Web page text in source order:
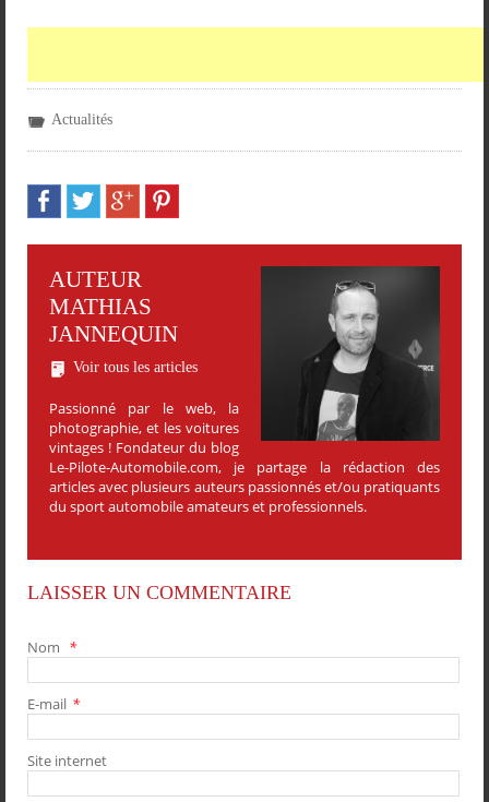
Actualités
AUTEUR
MATHIAS
JANNEQUIN
Voir tous les articles
Passionné par le web, la
photographie, et les voitures
vintages ! Fondateur du blog
Le-Pilote-Automobile.com, je partage la rédaction des
articles avec plusieurs auteurs passionnés et/ou pratiquants
du sport automobile amateurs et professionnels.
LAISSER UN COMMENTAIRE
Nom *
E-mail *
Site internet